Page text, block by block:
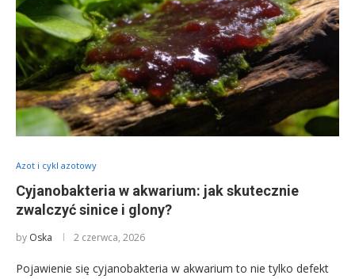
Azot i cykl azotowy
Cyjanobakteria w akwarium: jak skutecznie
zwalczyć sinice i glony?
by Oska 2 czerwca, 2026
Pojawienie się cyjanobakteria w akwarium to nie tylko defekt